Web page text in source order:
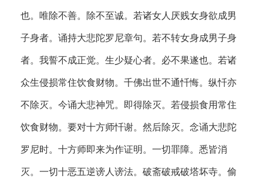
也。唯除不善。除不至诚。若诸女人厌贱女身欲成男
子身者。诵持大悲陀罗尼章句。若不转女身成男子身
者。我誓不成正觉。生少疑心者。必不果遂也。若诸
众生侵损常住饮食财物。千佛出世不通忏悔。纵忏亦
不除灭。今诵大悲神咒。即得除灭。若侵损食用常住
饮食财物。要对十方师忏谢。然后除灭。念诵大悲陀
罗尼时。十方师即来为作证明。一切罪障。悉皆消
灭。一切十恶五逆谤人谤法。破斋破戒破塔坏寺。偷